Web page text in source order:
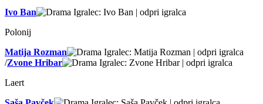
Ivo Ban
Polonij
Matija Rozman
/Zvone Hribar
Laert